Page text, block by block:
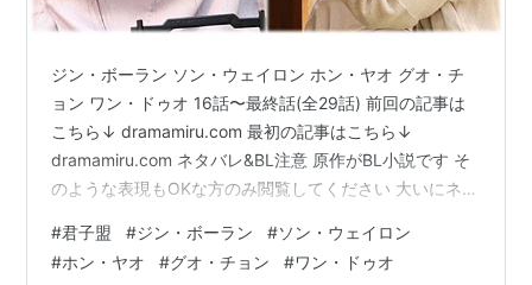
ジン・ボーラン ソン・ウェイロン ホン・ヤオ グオ・チ
ョン ワン・ドゥオ 16話〜最終話(全29話) 前回の記事は
こちら↓ dramamiru.com 最初の記事はこちら↓
dramamiru.com ネタバレ&BL注意 原作がBL小説です そ
のような表現もOKな方のみ閲覧してください 大いにネタ
よりはチームもの……かなぁ。 はっきりとしたカップル
感はないねぇ。 編集で薄めたのかもしれない。 何しろバ
#君子盟 #ジン・ボーラン #ソン・ウェイロン
#ホン・ヤオ #グオ・チョン #ワン・ドゥオ